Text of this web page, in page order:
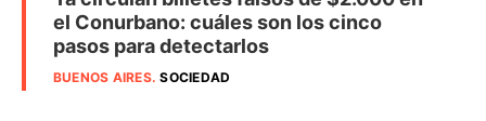
el Conurbano: cuáles son los cinco
pasos para detectarlos
BUENOS AIRES.SOCIEDAD